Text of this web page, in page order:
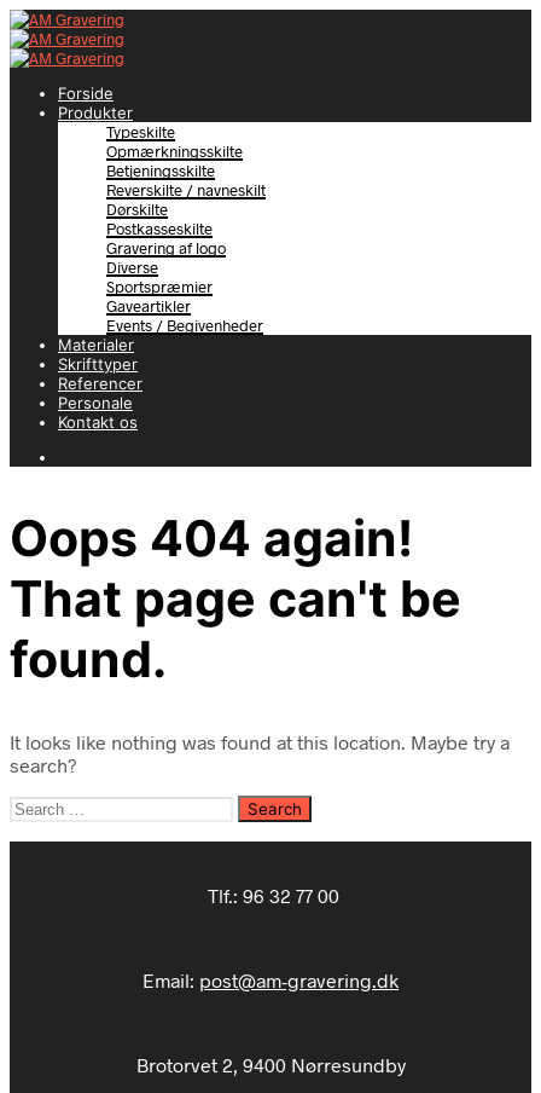
Forside
Produkter
Typeskilte
Opmærkningsskilte
Betjeningsskilte
Reverskilte / navneskilt
Dørskilte
Postkasseskilte
Gravering af logo
Diverse
Sportspræmier
Gaveartikler
Events / Begivenheder
Materialer
Skrifttyper
Referencer
Personale
Kontakt os
Oops 404 again!
That page can't be
found.
It looks like nothing was found at this location. Maybe try a
search?
Search
Tlf.: 96 32 77 00
Email: post@am-gravering.dk
Brotorvet 2, 9400 Nørresundby